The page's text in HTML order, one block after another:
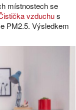
místnostech se
vzduchus
PM2.5. Výsledkem